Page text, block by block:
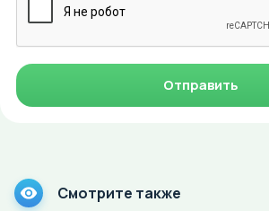
Отправить
Смотрите также